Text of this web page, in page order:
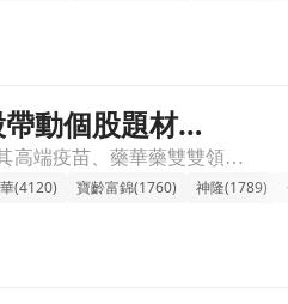
動個股題材發
🔸新藥族群飆漲，資金回流點火指標股 新藥族群今日展現強勁攻勢，整體類股漲幅高達7.70%，尤其高端疫苗、藥華藥雙雙領漲直逼漲停，基亞也跟漲超過6%，表現亮眼。這波漲勢主要受資金重新青睞生技類股所帶動
(4120) 寶齡富錦(1760) 神隆(1789)